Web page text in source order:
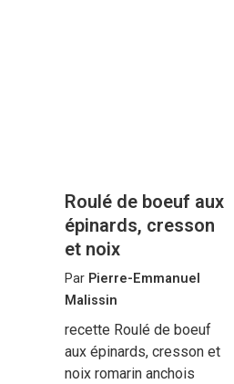
Roulé de boeuf aux
épinards, cresson
et noix
Par Pierre-Emmanuel
Malissin
recette Roulé de boeuf
aux épinards, cresson et
noix romarin anchois